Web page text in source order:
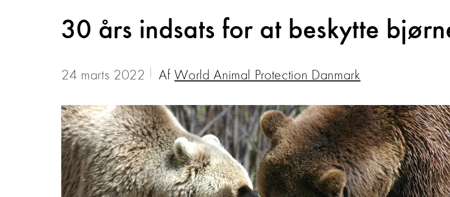
30 års indsats for at beskytte
24 marts 2022 Af World Animal Protection Danmark